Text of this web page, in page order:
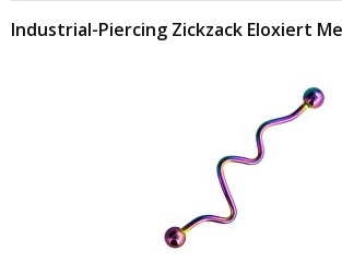
Industrial-Piercing Zickzack Eloxiert